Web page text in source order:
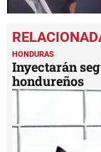
seconds
of
4
minutes,
6
seconds
HONDURAS
Inyectarán
hondureños